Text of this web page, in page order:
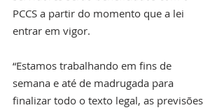
PCCS a partir do momento que a lei
entrar em vigor.
“Estamos trabalhando em fins de
semana e até de madrugada para
finalizar todo o texto legal, as previsões